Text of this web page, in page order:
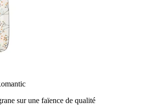
sur une faïence de qualité